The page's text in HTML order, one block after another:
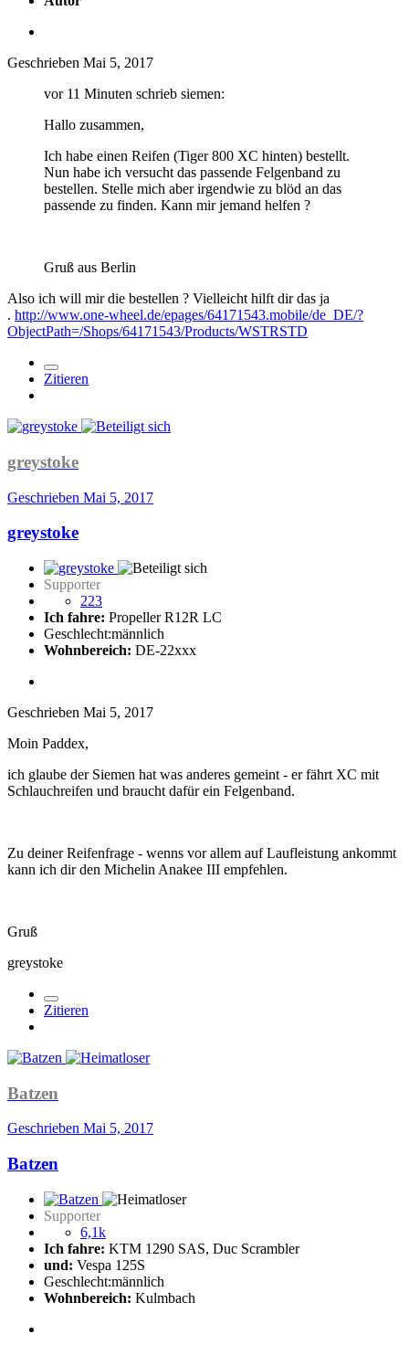
Geschrieben Mai 5, 2017
vor 11 Minuten schrieb siemen:
Hallo zusammen,
Ich habe einen Reifen (Tiger 800 XC hinten) bestellt.
Nun habe ich versucht das passende Felgenband zu
bestellen. Stelle mich aber irgendwie zu blöd an das
passende zu finden. Kann mir jemand helfen ?
Gruß aus Berlin
Also ich will mir die bestellen ? Vielleicht hilft dir das ja
. http://www.one-wheel.de/epages/64171543.mobile/de_DE/?
ObjectPath=/Shops/64171543/Products/WSTRSTD
Zitieren
greystoke
Geschrieben Mai 5, 2017
greystoke
Supporter
223
Ich fahre: Propeller R12R LC
Geschlecht:männlich
Wohnbereich: DE-22xxx
Geschrieben Mai 5, 2017
Moin Paddex,
ich glaube der Siemen hat was anderes gemeint - er fährt XC mit
Schlauchreifen und braucht dafür ein Felgenband.
Zu deiner Reifenfrage - wenns vor allem auf Laufleistung ankommt
kann ich dir den Michelin Anakee III empfehlen.
Gruß
greystoke
Zitieren
Batzen
Geschrieben Mai 5, 2017
Batzen
Supporter
6,1k
Ich fahre: KTM 1290 SAS, Duc Scrambler
und: Vespa 125S
Geschlecht:männlich
Wohnbereich: Kulmbach